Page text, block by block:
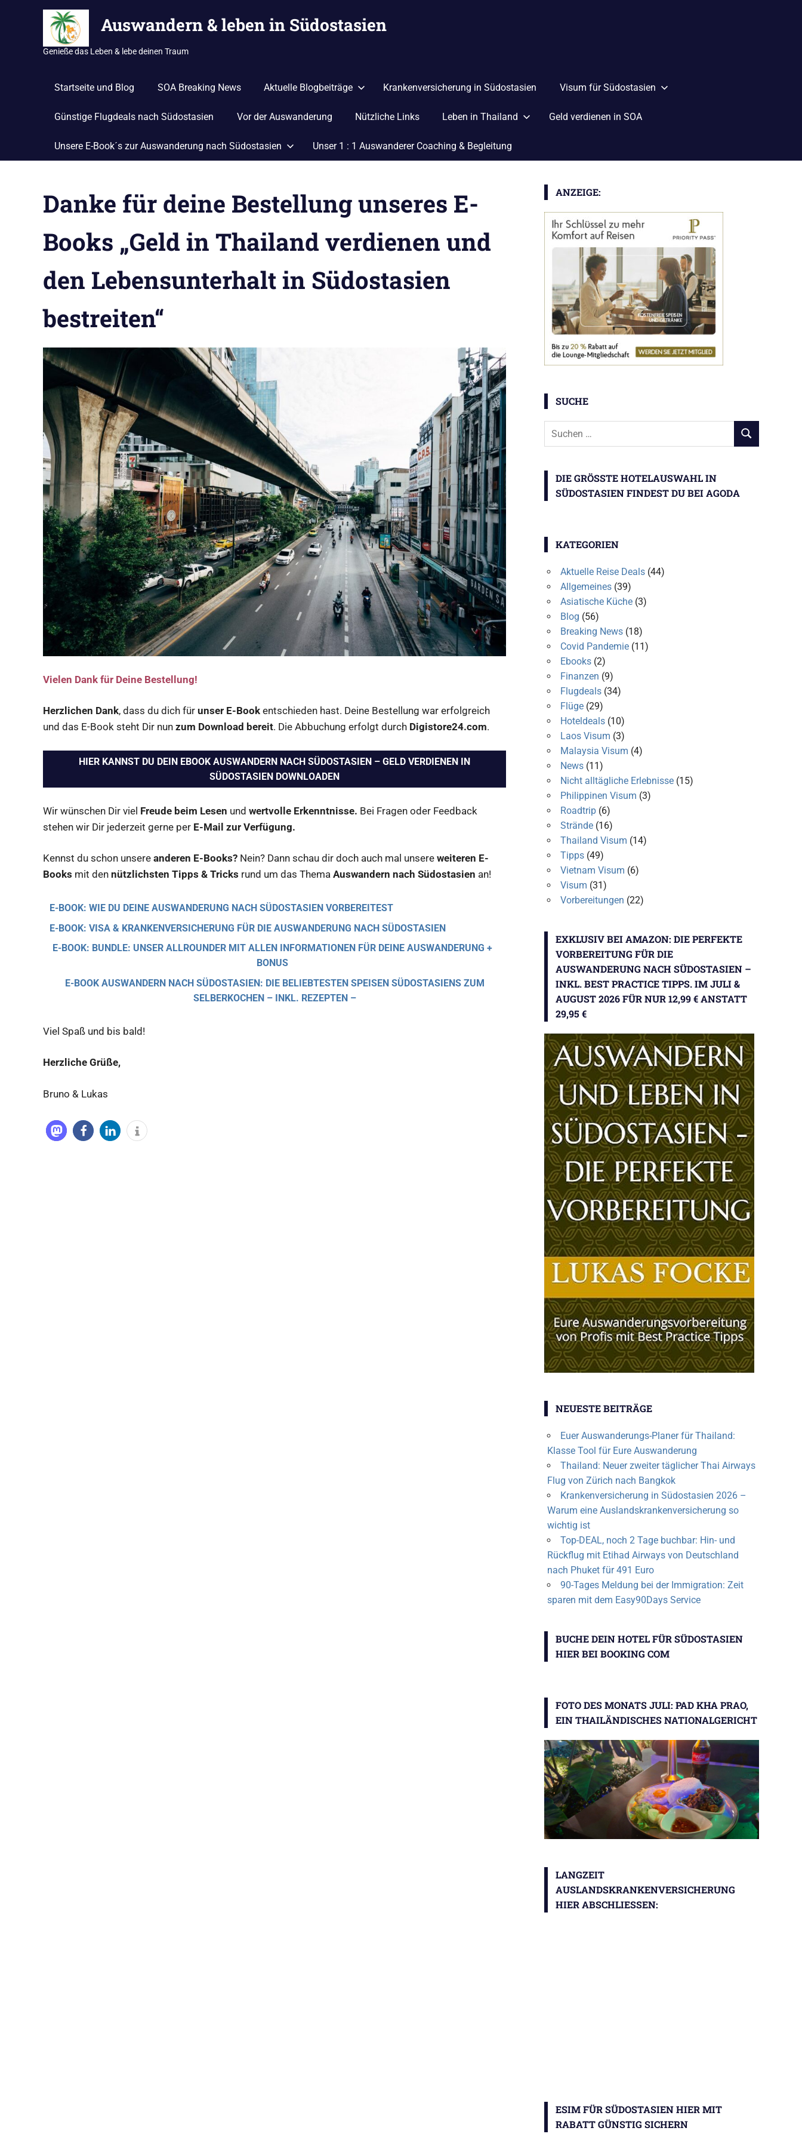
Auswandern & leben in Südostasien
Genieße das Leben & lebe deinen Traum
Startseite und Blog SOA Breaking News Aktuelle Blogbeiträge Krankenversicherung in Südostasien Visum für Südostasien
Günstige Flugdeals nach Südostasien Vor der Auswanderung Nützliche Links Leben in Thailand Geld verdienen in SOA
Unsere E-Book´s zur Auswanderung nach Südostasien Unser 1 : 1 Auswanderer Coaching & Begleitung
Danke für deine Bestellung unseres E-
Books „Geld in Thailand verdienen und
den Lebensunterhalt in Südostasien
bestreiten“
Vielen Dank für Deine Bestellung!
Herzlichen Dank, dass du dich für unser E-Book entschieden hast. Deine Bestellung war erfolgreich
und das E-Book steht Dir nun zum Download bereit. Die Abbuchung erfolgt durch Digistore24.com.
HIER KANNST DU DEIN EBOOK AUSWANDERN NACH SÜDOSTASIEN – GELD VERDIENEN IN
SÜDOSTASIEN DOWNLOADEN
Wir wünschen Dir viel Freude beim Lesen und wertvolle Erkenntnisse. Bei Fragen oder Feedback
stehen wir Dir jederzeit gerne per E-Mail zur Verfügung.
Kennst du schon unsere anderen E-Books? Nein? Dann schau dir doch auch mal unsere weiteren E-
Books mit den nützlichsten Tipps & Tricks rund um das Thema Auswandern nach Südostasien an!
E-BOOK: WIE DU DEINE AUSWANDERUNG NACH SÜDOSTASIEN VORBEREITEST
E-BOOK: VISA & KRANKENVERSICHERUNG FÜR DIE AUSWANDERUNG NACH SÜDOSTASIEN
E-BOOK: BUNDLE: UNSER ALLROUNDER MIT ALLEN INFORMATIONEN FÜR DEINE AUSWANDERUNG +
BONUS
E-BOOK AUSWANDERN NACH SÜDOSTASIEN: DIE BELIEBTESTEN SPEISEN SÜDOSTASIENS ZUM
SELBERKOCHEN – INKL. REZEPTEN –
Viel Spaß und bis bald!
Herzliche Grüße,
Bruno & Lukas
ANZEIGE:
SUCHE
Suchen
SUCHEN
DIE GRÖSSTE HOTELAUSWAHL IN S
ÜDOSTASIEN FINDEST DU BEI AGODA
KATEGORIEN
Aktuelle Reise Deals(44)
Allgemeines(39)
Asiatische Küche(3)
Blog (56)
Breaking News(18)
Covid Pandemie(11)
Ebooks(2)
Finanzen (9)
Flugdeals(34)
Flüge(29)
Hoteldeals(10)
Laos Visum (3)
Malaysia Visum (4)
News(11)
Nicht alltägliche Erlebnisse(15)
Philippinen Visum (3)
Roadtrip(6)
Strände(16)
Thailand Visum (14)
Tipps(49)
Vietnam Visum (6)
Visum (31)
Vorbereitungen (22)
EXKLUSIV BEI AMAZON: DIE PERFEKTE
VORBEREITUNG FÜR DIE
AUSWANDERUNG NACH SÜDOSTASIEN –
INKL. BEST PRACTICE TIPPS. IM JULI &
AUGUST 2026 FÜR NUR 12,99 € ANSTATT
29,95 €
NEUESTE BEITRÄGE
Euer Auswanderungs-Planer für Thailand:
Klasse Tool für Eure Auswanderung
Thailand: Neuer zweiter täglicher Thai Airways
Flug von Zürich nach Bangkok
Krankenversicherung in Südostasien 2026 –
Warum eine Auslandskrankenversicherung so
wichtig ist
Top-DEAL, noch 2 Tage buchbar: Hin- und
Rückflug mit Etihad Airways von Deutschland
nach Phuket für 491 Euro
90-Tages Meldung bei der Immigration: Zeit
sparen mit dem Easy90Days Service
BUCHE DEIN HOTEL FÜR SÜDOSTASIEN
HIER BEI BOOKING COM
FOTO DES MONATS JULI: PAD KHA PRAO,
EIN THAILÄNDISCHES NATIONALGERICHT
LANGZEIT
AUSLANDSKRANKENVERSICHERUNG
HIER ABSCHLIESSEN:
ESIM FÜR SÜDOSTASIEN HIER MIT
RABATT GÜNSTIG SICHERN